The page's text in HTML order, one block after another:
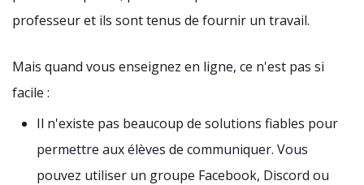
professeur et ils sont tenus de fournir un travail.
Mais quand vous enseignez en ligne, ce n'est pas si
facile :
Il n'existe pas beaucoup de solutions fiables pour
permettre aux élèves de communiquer. Vous
pouvez utiliser un groupe Facebook, Discord ou